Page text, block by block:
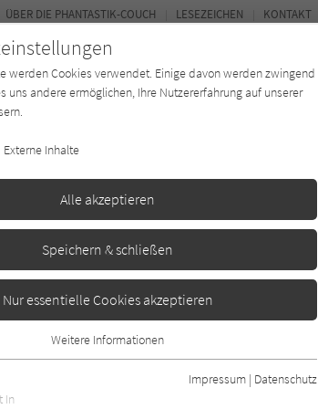
Buchtyp Autor*in Magazin
ÜBER DIE PHANTASTIK-COUCH LESEZEICHEN KONTAKT
von Starry
werden Cookies verwendet. Einige davon werden zwingend
uns andere ermöglichen, Ihre Nutzererfahrung auf unserer
Externe Inhalte
Alle akzeptieren
Speichern & schließen
Nur essentielle Cookies akzeptieren
werden für grundlegende Funktionen der Webseite
ist gewährleistet, dass die Webseite einwandfrei
Weitere Informationen
In
Impressum | Datenschutz